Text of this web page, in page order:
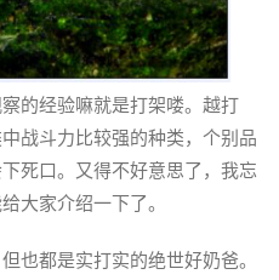
的经验嘛就是打架喽。越打
战斗力比较强的种类，个别品
死口。又得不好意思了，我忘
大家介绍一下了。
也都是实打实的绝世好奶爸。